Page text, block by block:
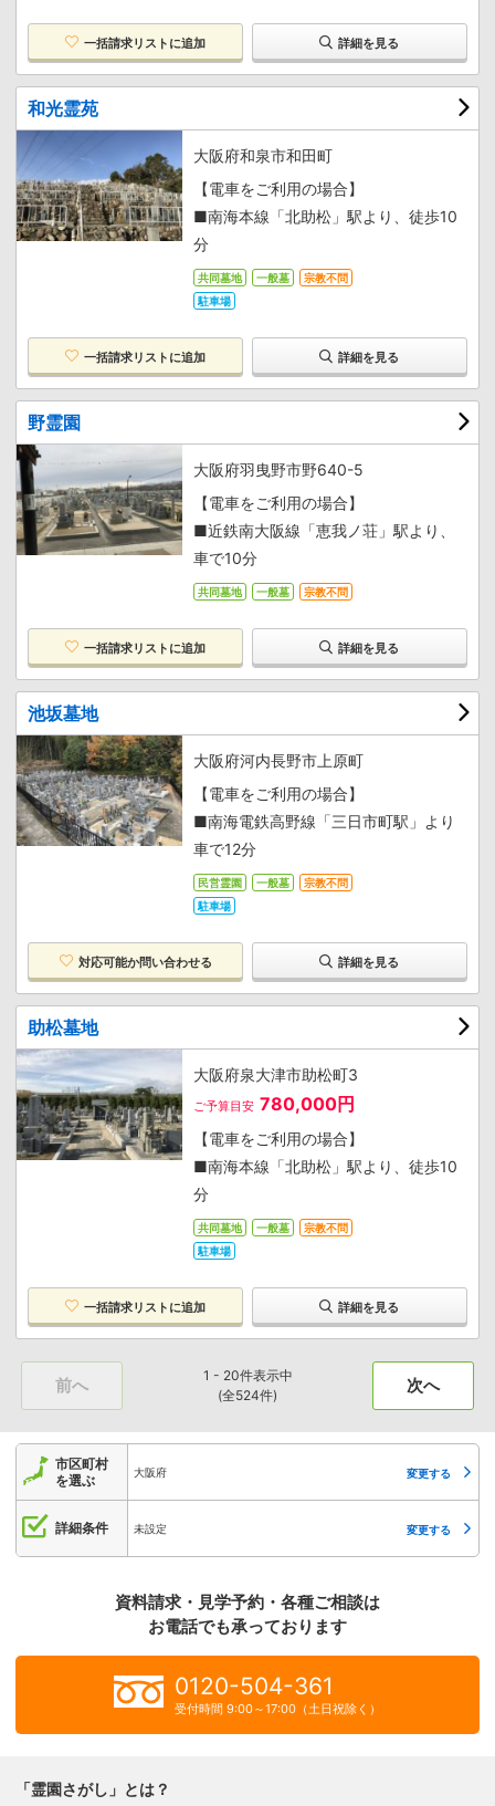
一括請求リストに追加 詳細を見る
和光霊苑
大阪府和泉市和田町
【電車をご利用の場合】
■南海本線「北助松」駅より、徒歩10
分
共同墓地 一般墓
宗教不問
駐車場
一括請求リストに追加 詳細を見る
野霊園
大阪府羽曳野市野640-5
【電車をご利用の場合】
■近鉄南大阪線「恵我ノ荘」駅より、
車で10分
共同墓地 一般墓 宗教不問
一括請求リストに追加 詳細を見る
池坂墓地
大阪府河内長野市上原町
【電車をご利用の場合】
■南海電鉄高野線「三日市町駅」より
車で12分
民営霊園 一般墓
宗教不問
駐車場
対応可能か問い合わせる 詳細を見る
助松墓地
大阪府泉大津市助松町3
ご予算目安 780,000円
【電車をご利用の場合】
■南海本線「北助松」駅より、徒歩10
分
共同墓地 一般墓
宗教不問
駐車場
一括請求リストに追加 詳細を見る
前へ
1 - 20件表示中
(全524件)
次へ
市区町村
を選ぶ
大阪府 変更する
詳細条件 未設定 変更する
資料請求・見学予約・各種ご相談は
お電話でも承っております
0120-504-361
受付時間 9:00～17:00（土日祝除く）
「霊園さがし」とは？